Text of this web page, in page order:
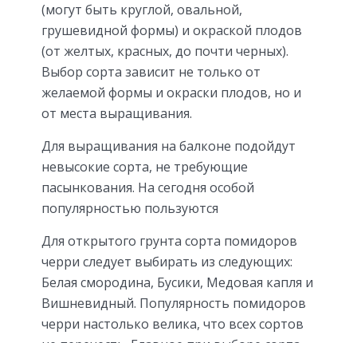
(могут быть круглой, овальной,
грушевидной формы) и окраской плодов
(от желтых, красных, до почти черных).
Выбор сорта зависит не только от
желаемой формы и окраски плодов, но и
от места выращивания.
Для выращивания на балконе подойдут
невысокие сорта, не требующие
пасынкования. На сегодня особой
популярностью пользуются
Для открытого грунта сорта помидоров
черри следует выбирать из следующих:
Белая смородина, Бусики, Медовая капля и
Вишневидный. Популярность помидоров
черри настолько велика, что всех сортов